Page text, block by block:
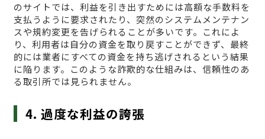
のサイトでは、利益を引き出すためには高額な手数料を
支払うように要求されたり、突然のシステムメンテナン
スや規約変更を告げられることが多いです。これによ
り、利用者は自分の資金を取り戻すことができず、最終
的には業者にすべての資金を持ち逃げされるという結果
に陥ります。このような詐欺的な仕組みは、信頼性のあ
る取引所では見られません。
4. 過度な利益の誇張